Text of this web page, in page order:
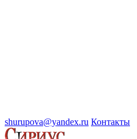
shurupova@yandex.ru Контакты